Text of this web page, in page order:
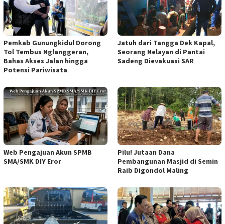
Pemkab Gunungkidul Dorong
Tol Tembus Nglanggeran,
Bahas Akses Jalan hingga
Potensi Pariwisata
Jatuh dari Tangga Dek Kapal,
Seorang Nelayan di Pantai
Sadeng Dievakuasi SAR
Web Pengajuan Akun SPMB
SMA/SMK DIY Eror
Pilu! Jutaan Dana
Pembangunan Masjid di Semin
Raib Digondol Maling